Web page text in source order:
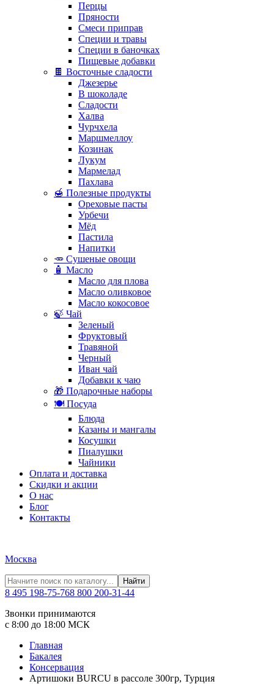
Перцы
Пряности
Смеси приправ
Специи и травы
Специи в баночках
Пищевые добавки
🍫 Восточные сладости
Джезерье
В шоколаде
Сладости
Халва
Чурчхела
Маршмеллоу
Козинак
Лукум
Мармелад
Пахлава
🍯 Полезные продукты
Ореховые пасты
Урбечи
Мёд
Пастила
Напитки
🥕 Сушеные овощи
🧴 Масло
Масло для плова
Масло оливковое
Масло кокосовое
🍃 Чай
Зеленый
Фруктовый
Травяной
Черный
Иван чай
Добавки к чаю
🎁 Подарочные наборы
🍽️ Посуда
Блюда
Казаны и мангалы
Косушки
Пиалушки
Чайники
Оплата и доставка
Скидки и акции
О нас
Блог
Контакты
Москва
Найти
8 495 198-75-768 800 200-31-44
Звонки принимаются
с 8:00 до 18:00 МСК
Главная
Бакалея
Консервация
Артишоки BURCU в рассоле 300гр, Турция